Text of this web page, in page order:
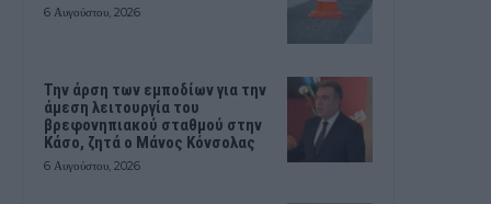
6 Αυγούστου, 2026
Την άρση των εμποδίων για την
άμεση λειτουργία του
βρεφονηπιακού σταθμού στην
Κάσο, ζητά ο Μάνος Κόνσολας
6 Αυγούστου, 2026